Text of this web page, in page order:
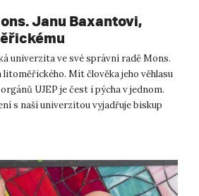
Janu Baxantovi,
univerzita ve své správní radě Mons.
litoměřického. Mít člověka jeho věhlasu
UJEP je čest i pýcha v jednom.
s naší univerzitou vyjadřuje biskup